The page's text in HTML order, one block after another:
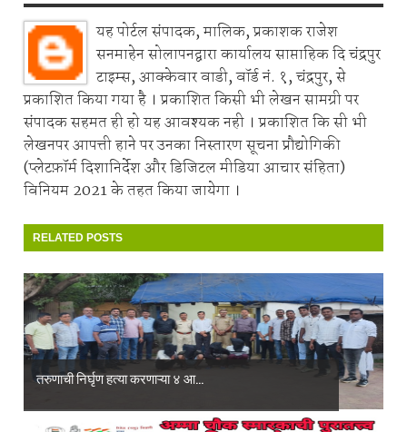
यह पोर्टल संपादक, मालिक, प्रकाशक राजेश
सनमाहेन सोलापनद्वारा कार्यालय साप्ताहिक दि चंद्रपुर
टाइम्स, आक्केवार वाडी, वॉर्ड नं. १, चंद्रपुर, से
प्रकाशित किया गया है । प्रकाशित किसी भी लेखन सामग्री पर
संपादक सहमत ही हो यह आवश्यक नही । प्रकाशित कि सी भी
लेखनपर आपत्ती हाने पर उनका निस्तारण सूचना प्रौद्योगिकी
(प्लेटफ़ॉर्म दिशानिर्देश और डिजिटल मीडिया आचार संहिता)
विनियम 2021 के तहत किया जायेगा ।
RELATED POSTS
तरुणाची निर्घृण हत्या करणाऱ्या ४ आ...